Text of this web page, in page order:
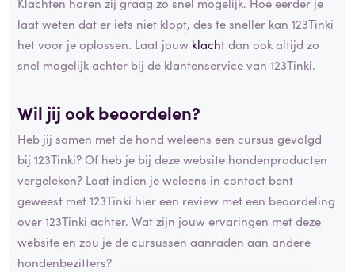
laat weten dat er iets niet klopt, des te sneller kan 123Tinki
het voor je oplossen. Laat jouw klachtdan ook altijd zo
snel mogelijk achter bij de klantenservice van 123Tinki.
Wil jij ook beoordelen?
Heb jij samen met de hond weleens een cursus gevolgd
bij 123Tinki? Of heb je bij deze website hondenproducten
vergeleken? Laat indien je weleens in contact bent
geweest met 123Tinki hier een review met een beoordeling
over 123Tinki achter. Wat zijn jouw ervaringen met deze
website en zou je de cursussen aanraden aan andere
hondenbezitters?